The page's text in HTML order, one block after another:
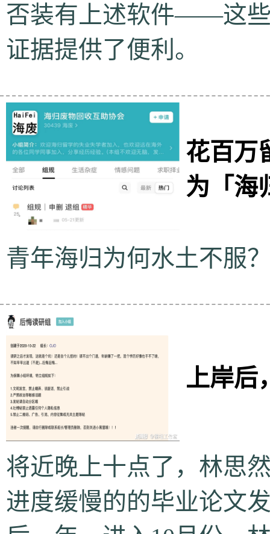
否装有上述软件——这
证据提供了便利。
花百万
为「海
青年海归为何水土不服
上岸后
将近晚上十点了，林思
进度缓慢的的毕业论文